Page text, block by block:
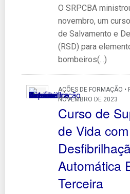
O SRPCBA
novembro, um
de Salvamento e
(RSD) para
bombeiros(...)
AÇÕES DE FORMAÇÃO •
NOVEMBRO DE 2023
Curso de
de Vida com
Automática
Terceira